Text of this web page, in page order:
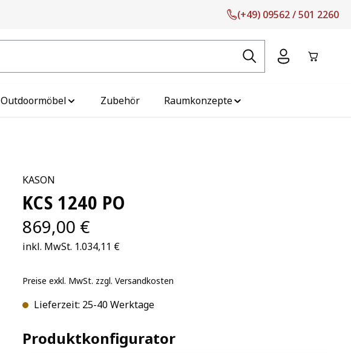
(+49) 09562 / 501 2260
Outdoormöbel Zubehör Raumkonzepte
KASON
KCS 1240 PO
869,00 €
inkl. MwSt. 1.034,11 €
Preise exkl. MwSt. zzgl. Versandkosten
Lieferzeit: 25-40 Werktage
Produktkonfigurator